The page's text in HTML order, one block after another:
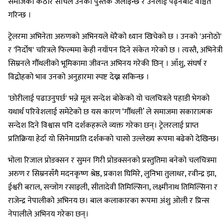
गरिन्छ ।
ट्रेलरमा अभिनेता अरुणको अभिनयले धेरैको ध्यान खिचेको छ । उनको 'अनोठो'
र 'निर्दोष' चरित्रले फिल्ममा केही नयाँपन दिने संकेत गरेको छ । त्यस्तै, अभिनेत्री
सिम्रनले गौँथलीको भूमिकामा जीवन्त अभिनय गरेकी छिन् । आँशु, संघर्ष र
विद्रोहको भाव उनको अनुहारमा स्पष्ट देख्न सकिन्छ ।
'छोरीलाई पढाउनुपर्छ' भन्ने मूल सन्देश बोकेको यो चलचित्रले पहाडी भेगको
यथार्थ परिवेशलाई समेटेको छ यस कारण ‘गौँथली’ ले समाजमा सकारात्मक
सन्देश दिने विश्वास पनि दर्शकहरूले व्यक्त गरेका छन्। ट्रेलरलाई प्राप्त
प्रतिक्रिया हेर्दा यो सिनेमाप्रति दर्शकको चासो उल्लेख्य रूपमा बढेको देखिन्छ।
भोला रिजाल प्रोडक्सन र सुमन गिरी प्रोडक्सनको प्रस्तुतिमा बनेको चलचित्रमा
अरुण र सिम्रनसँगै मदनकृष्ण श्रेष्ठ, प्रकाश घिमिरे, लुनिभा तुलाधर, रवीन्द्र झा,
ईश्वरी बराल, सन्जोग रसाइली, सीतादेवी तिमिल्सिना, लक्ष्मीनाथ तिमिल्सिना र
राजेन्द्र नेपालीको अभिनय छ। बाल कलाकारका रूपमा अंशु ओली र प्रिन्स
नेपालीले अभिनय गरेका छन्।